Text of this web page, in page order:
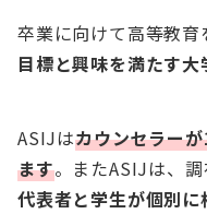
卒業に向けて高等教育
目標と興味を満たす
ASIJはカウンセラー
ます。またASIJは、
代表者と学生が個別